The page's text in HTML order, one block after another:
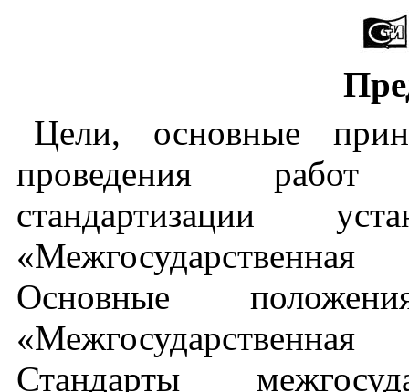
Цели, основные
проведения
работ
стандартизации
«Межгосударственная
Основные
«Межгосударственная
Стандарты